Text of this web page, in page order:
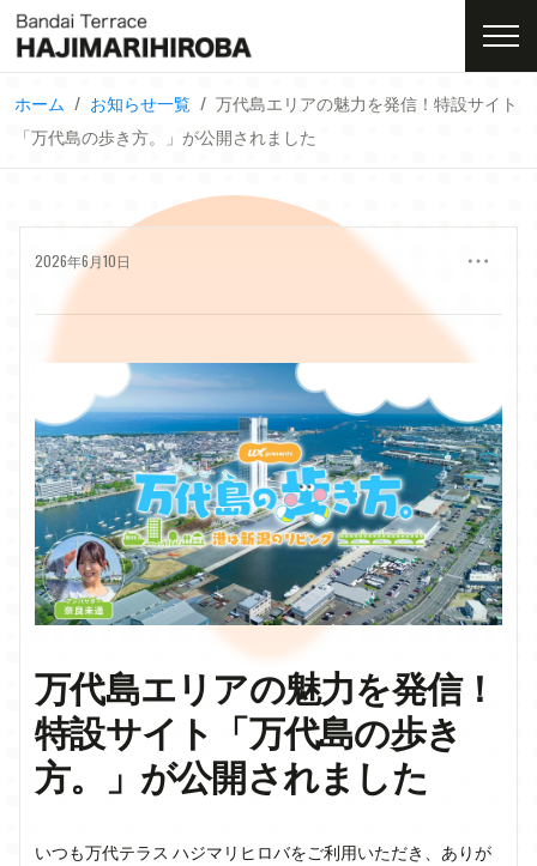
Skip
content
ホーム お知らせ一覧
万代島エリアの魅力を発信！特設サイト
「万代島の歩き方。」が公開されました
2026年6月10日
万代島エリアの魅力を発信！
特設サイト「万代島の歩き
方。」が公開されました
いつも万代テラス ハジマリヒロバをご利用いただき、ありが